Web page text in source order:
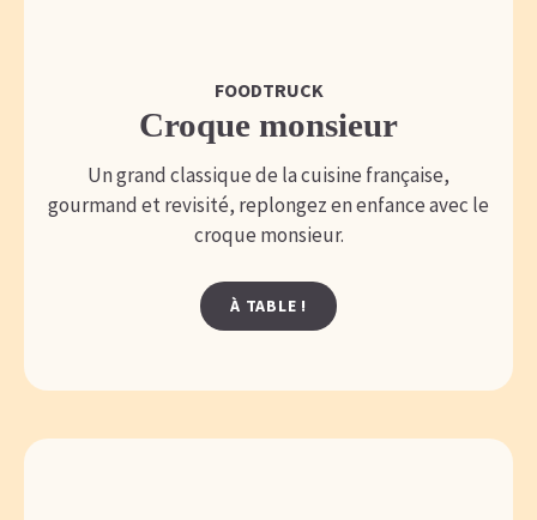
FOODTRUCK
Croque monsieur
Un grand classique de la cuisine française,
gourmand et revisité, replongez en enfance avec le
croque monsieur.
À TABLE !